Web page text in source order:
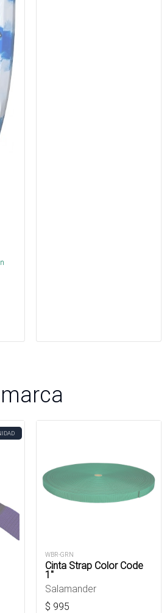
WBR-GRN
Cinta Strap Color Code
1"
Salamander
$ 995